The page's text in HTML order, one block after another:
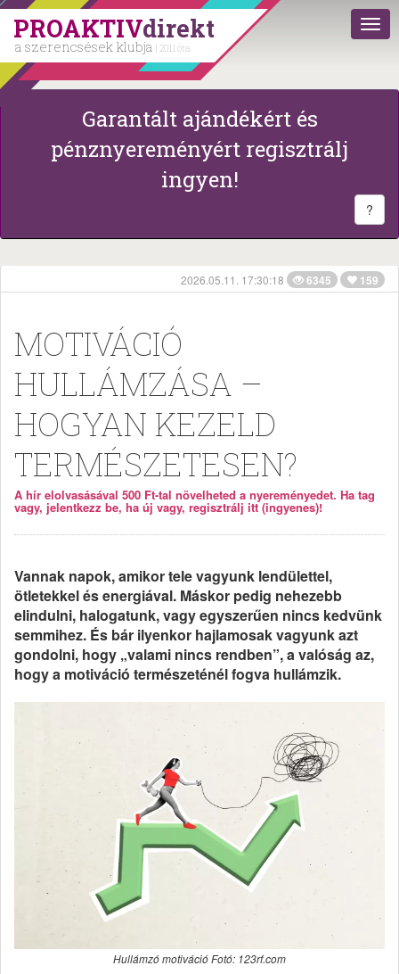
PROAKTIVdirekt
a szerencsések klubja | 2011 óta
Garantált ajándékért és
pénznyereményért regisztrálj
ingyen!
?
2026.05.11. 17:30:18 6345 159
MOTIVÁCIÓ
HULLÁMZÁSA –
HOGYAN KEZELD
TERMÉSZETESEN?
A hír elolvasásával 500 Ft-tal növelheted a nyereményedet. Ha tag
vagy, jelentkezz be, ha új vagy, regisztrálj itt (ingyenes)!
Vannak napok, amikor tele vagyunk lendülettel,
ötletekkel és energiával. Máskor pedig nehezebb
elindulni, halogatunk, vagy egyszerűen nincs kedvünk
semmihez. És bár ilyenkor hajlamosak vagyunk azt
gondolni, hogy „valami nincs rendben”, a valóság az,
hogy a motiváció természeténél fogva hullámzik.
Hullámzó motiváció Fotó: 123rf.com